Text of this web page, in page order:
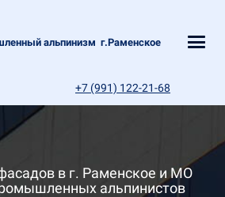
альпинизм г.Раменское
+7 (991) 122-21-68
в г. Раменское и МО
альпинистов